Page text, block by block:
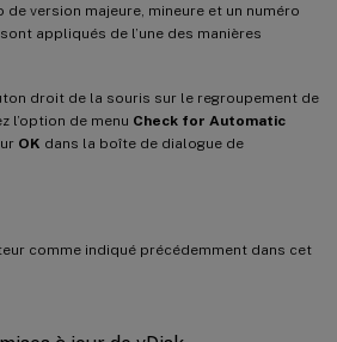
de version majeure, mineure et un numéro
appliqués de l’une des manières
droit de la souris sur le regroupement de
l’option de menu Check for Automatic
OK dans la boîte de dialogue de
comme indiqué précédemment dans cet